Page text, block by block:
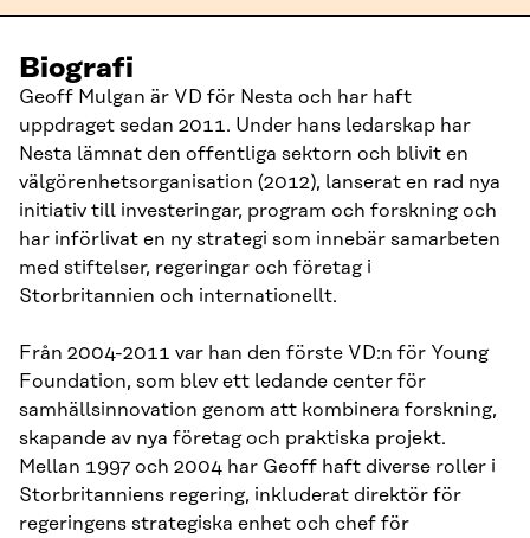
Biografi
Geoff Mulgan är VD för Nesta och har haft
uppdraget sedan 2011. Under hans ledarskap har
Nesta lämnat den offentliga sektorn och blivit en
välgörenhetsorganisation (2012), lanserat en rad nya
initiativ till investeringar, program och forskning och
har införlivat en ny strategi som innebär samarbeten
med stiftelser, regeringar och företag i
Storbritannien och internationellt.
Från 2004-2011 var han den förste VD:n för Young
Foundation, som blev ett ledande center för
samhällsinnovation genom att kombinera forskning,
skapande av nya företag och praktiska projekt.
Mellan 1997 och 2004 har Geoff haft diverse roller i
Storbritanniens regering, inkluderat direktör för
regeringens strategiska enhet och chef för